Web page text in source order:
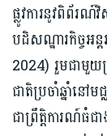
ផ្លូវការនូវពិព័រណ៍
បដិសណ្ឋារកិច្ចអ
2024) រួមជាមួយព្
ជាតិប្រចាំឆ្នាំន
ជាព្រឹត្តិការណ៍ធំជ